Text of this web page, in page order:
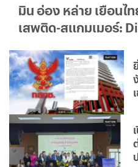
มิน อ่อง หล่าย เยือนไ
เสพติด-สแกมเมอร์: